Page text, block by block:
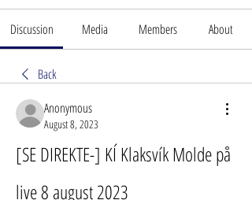
Discussion Media Members About
Back
Anonymous
August 8, 2023
[SE DIREKTE-] KÍ Klaksvík Molde på
live 8 august 2023